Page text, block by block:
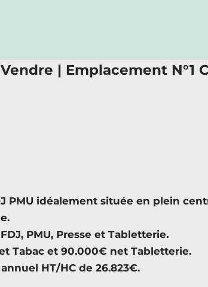
| Emplacement N°1
PMU idéalement située en plein
PMU, Presse et Tabletterie.
Tabac et 90.000€ net Tabletterie.
HT/HC de 26.823€.